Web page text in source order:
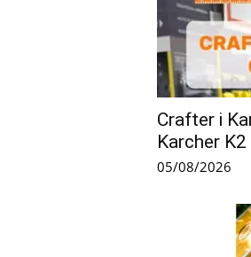
Crafter i
Karcher
05/08/2026